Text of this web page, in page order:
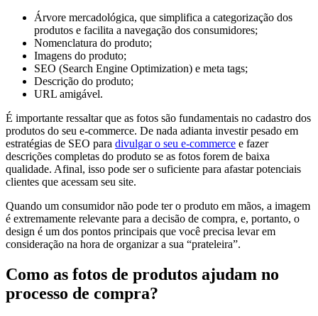
Árvore mercadológica, que simplifica a categorização dos
produtos e facilita a navegação dos consumidores;
Nomenclatura do produto;
Imagens do produto;
SEO (Search Engine Optimization) e meta tags;
Descrição do produto;
URL amigável.
É importante ressaltar que as fotos são fundamentais no cadastro dos
produtos do seu e-commerce. De nada adianta investir pesado em
estratégias de SEO para divulgar o seu e-commerce e fazer
descrições completas do produto se as fotos forem de baixa
qualidade. Afinal, isso pode ser o suficiente para afastar potenciais
clientes que acessam seu site.
Quando um consumidor não pode ter o produto em mãos, a imagem
é extremamente relevante para a decisão de compra, e, portanto, o
design é um dos pontos principais que você precisa levar em
consideração na hora de organizar a sua “prateleira”.
Como as fotos de produtos ajudam no
processo de compra?